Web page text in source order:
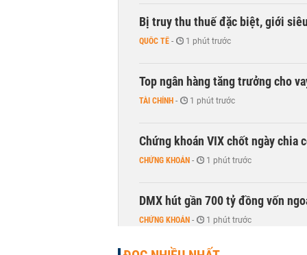
Bị truy thu thuế đặc biệt, giới
QUỐC TẾ - 1 phút trước
Top ngân hàng tăng trưởng cho
TÀI CHÍNH - 1 phút trước
Chứng khoán VIX chốt ngày chia
CHỨNG KHOÁN - 1 phút trước
DMX hút gần 700 tỷ đồng vốn
CHỨNG KHOÁN - 1 phút trước